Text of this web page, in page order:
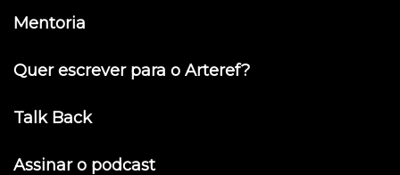
Mentoria
Quer escrever para o Arteref?
Talk Back
Assinar o podcast